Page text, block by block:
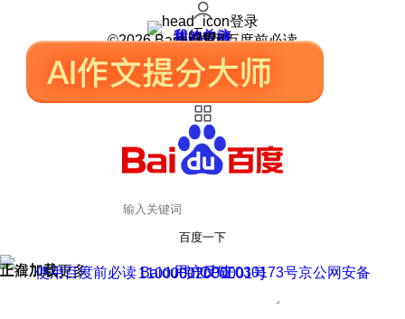
登录
我的关注
我的收藏
皮肤中心
用户反馈
设置
©2026 Baidu 使用百度前必读
百度一下
正在加载
上滑加载更多 用户反馈
使用百度前必读 Baidu 京ICP证030173号
京公网安备11000002000001号